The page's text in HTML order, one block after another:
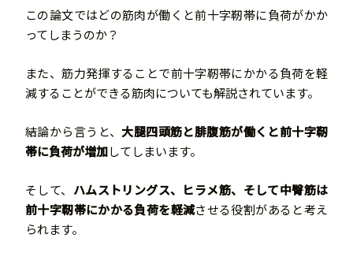
この論文ではどの筋肉が働くと前十字靭帯に負荷がかか
ってしまうのか？
また、筋力発揮することで前十字靭帯にかかる負荷を軽
減することができる筋肉についても解説されています。
結論から言うと、大腿四頭筋と腓腹筋が働くと前十字靭
帯に負荷が増加してしまいます。
そして、 ハムストリングス、ヒラメ筋、そして中臀筋は
前十字靭帯にかかる負荷を軽減させる役割があると考え
られます。